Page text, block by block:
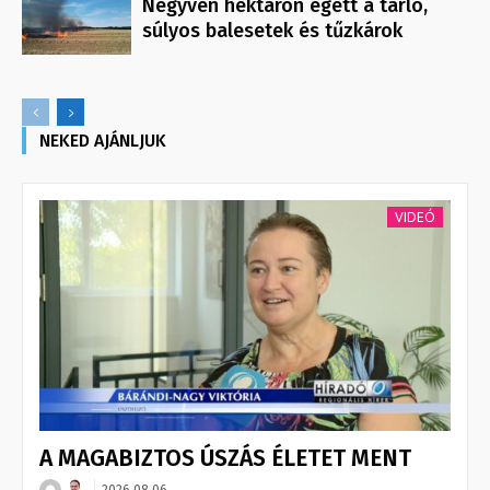
Negyven hektáron égett a tarló,
súlyos balesetek és tűzkárok
NEKED AJÁNLJUK
VIDEÓ
A MAGABIZTOS ÚSZÁS ÉLETET MENT